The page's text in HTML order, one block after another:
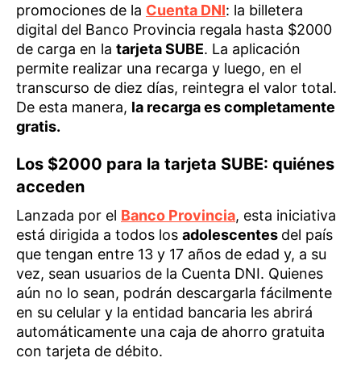
promociones de la Cuenta DNI: la billetera
digital del Banco Provincia regala hasta $2000
de carga en la tarjeta SUBE. La aplicación
permite realizar una recarga y luego, en el
transcurso de diez días, reintegra el valor total.
De esta manera, la recarga es completamente
gratis.
Los $2000 para la tarjeta SUBE: quiénes
acceden
Lanzada por el Banco Provincia, esta iniciativa
está dirigida a todos los adolescentes del país
que tengan entre 13 y 17 años de edad y, a su
vez, sean usuarios de la Cuenta DNI. Quienes
aún no lo sean, podrán descargarla fácilmente
en su celular y la entidad bancaria les abrirá
automáticamente una caja de ahorro gratuita
con tarjeta de débito.